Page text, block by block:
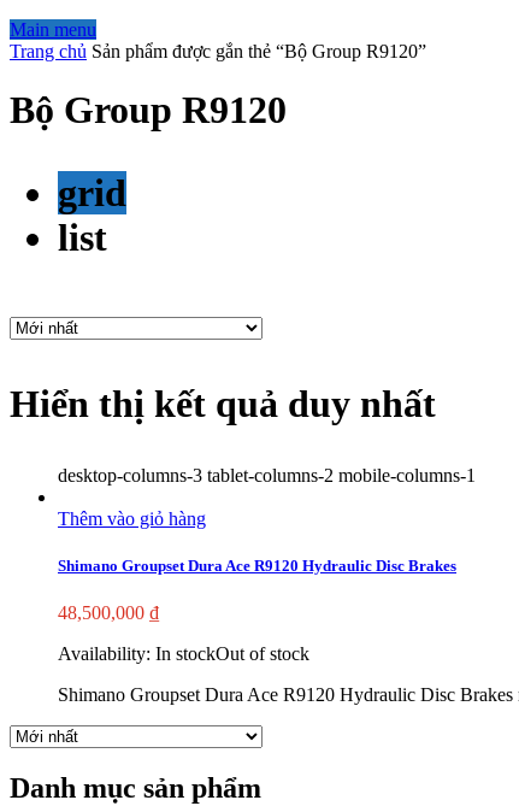
Main menu
Trang chủ Sản phẩm được gắn thẻ “Bộ Group R9120”
Bộ Group R9120
grid
list
Hiển thị kết quả duy nhất
desktop-columns-3 tablet-columns-2 mobile-columns-1
Thêm vào giỏ hàng
Shimano Groupset Dura Ace R9120 Hydraulic Disc Brakes
48,500,000 ₫
Availability: In stockOut of stock
Shimano Groupset Dura Ace R9120 Hydraulic Disc
Danh mục sản phẩm